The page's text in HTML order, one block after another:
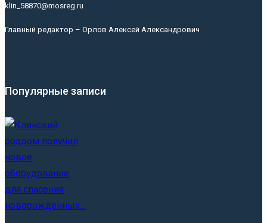
klin_58870@mosreg.ru
Главный редактор – Орлов Алексей Александрович
Популярные записи